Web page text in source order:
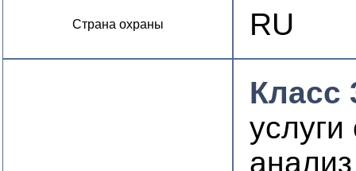
Страна охраны
RU
Класс
услуги